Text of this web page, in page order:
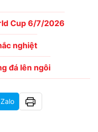
Cup 6/7/2026
nghiệt
đá lên ngôi